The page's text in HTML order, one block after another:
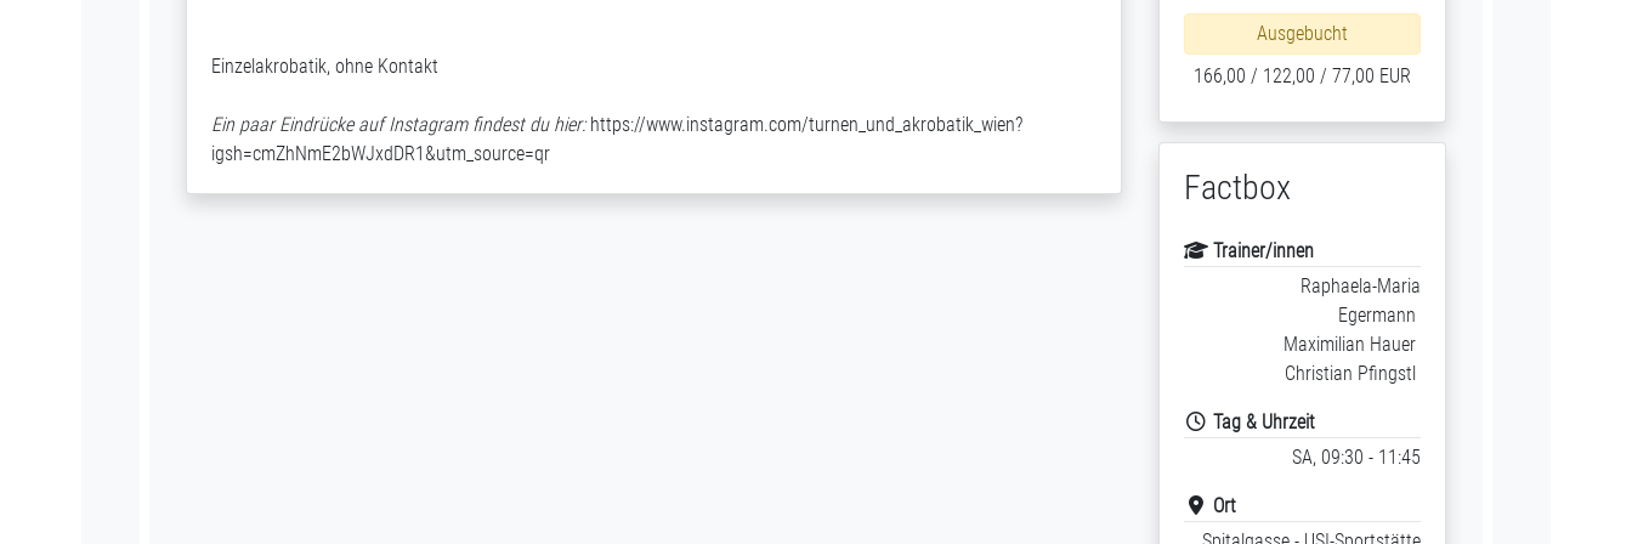
Einzelakrobatik, ohne Kontakt
Ein paar Eindrücke auf Instagram findest du hier:https://www.instagram.com/turnen_und_akrobatik_wien?
igsh=cmZhNmE2bWJxdDR1&utm_source=qr
Ausgebucht
166,00 / 122,00 / 77,00 EUR
Factbox
Trainer/innen
Raphaela-Maria
Egermann
Maximilian Hauer
Christian Pfingstl
Tag & Uhrzeit
SA, 09:30 - 11:45
Ort